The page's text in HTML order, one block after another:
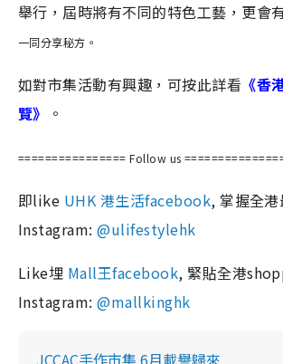
舉行，屆時將有不同的特色工藝，更會
一同分享秘方 。
如對市集活動有興趣，可按此詳看 《香
覽》
。
================ Follow us
即like UHK 港生活facebook, 掌握全
Instagram:@ulifestylehk
Like埋 Mall王facebook, 緊貼全港
Instagram:@mallkinghk